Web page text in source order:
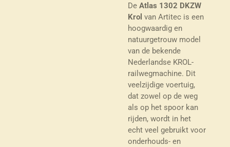
De Atlas 1302 DKZW
Krol van Artitec is een
hoogwaardig en
natuurgetrouw model
van de bekende
Nederlandse KROL-
railwegmachine. Dit
veelzijdige voertuig,
dat zowel op de weg
als op het spoor kan
rijden, wordt in het
echt veel gebruikt voor
onderhouds- en